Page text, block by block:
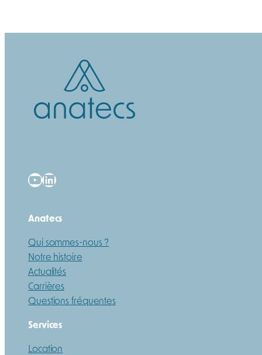
YouTube
LinkedIn
Anatecs
Qui sommes-nous ?
Notre histoire
Actualités
Carrières
Questions fréquentes
Services
Location